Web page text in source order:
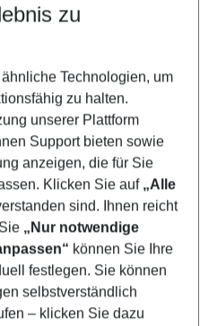
your best
nights
filter
zu
Technologien, um
zu halten.
unserer Plattform
Support bieten sowie
anzeigen, die für Sie
Klicken Sie auf „Alle
sind. Ihnen reicht
„Nur notwendige
können Sie Ihre
festlegen. Sie können
selbstverständlich
– klicken Sie dazu